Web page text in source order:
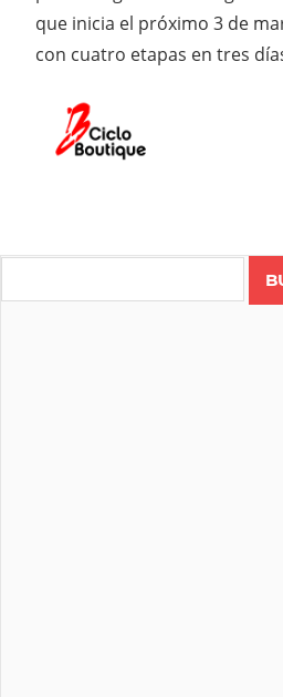
que inicia el próximo 3 de
con cuatro etapas en tres